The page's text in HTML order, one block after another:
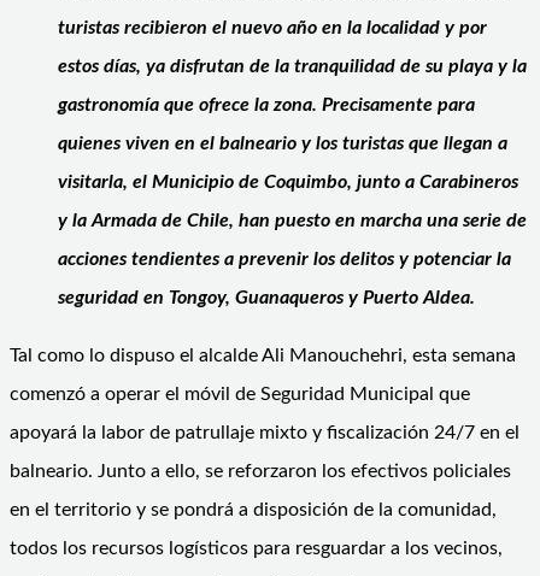
turistas recibieron el nuevo año en la localidad y por
estos días, ya disfrutan de la tranquilidad de su playa y la
gastronomía que ofrece la zona. Precisamente para
quienes viven en el balneario y los turistas que llegan a
visitarla, el Municipio de Coquimbo, junto a Carabineros
y la Armada de Chile, han puesto en marcha una serie de
acciones tendientes a prevenir los delitos y potenciar la
seguridad en Tongoy, Guanaqueros y Puerto Aldea.
Tal como lo dispuso el alcalde Ali Manouchehri, esta semana
comenzó a operar el móvil de Seguridad Municipal que
apoyará la labor de patrullaje mixto y fiscalización 24/7 en el
balneario. Junto a ello, se reforzaron los efectivos policiales
en el territorio y se pondrá a disposición de la comunidad,
todos los recursos logísticos para resguardar a los vecinos,